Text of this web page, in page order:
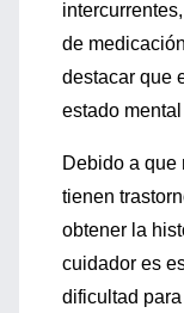
de
destacar que
estado
Debido a que
tienen
obtener la
cuidador es
dificultad